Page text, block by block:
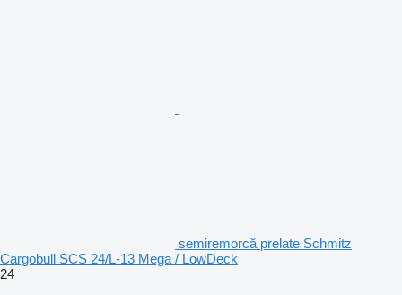
semiremorcă prelate Schmitz
Cargobull SCS 24/L-13 Mega / LowDeck
24